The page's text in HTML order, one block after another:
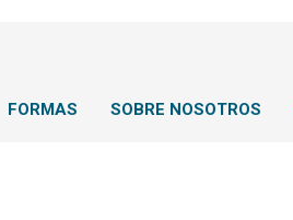
FORMAS SOBRE NOSOTROS